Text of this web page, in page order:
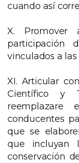
cuando así
X. Promover
participación
vinculados a
XI. Articular
Científico y
conducentes
que se
que incluyan
conservación